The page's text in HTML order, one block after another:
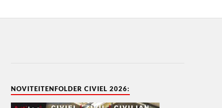
NOVITEITENFOLDER CIVIEL 2026: